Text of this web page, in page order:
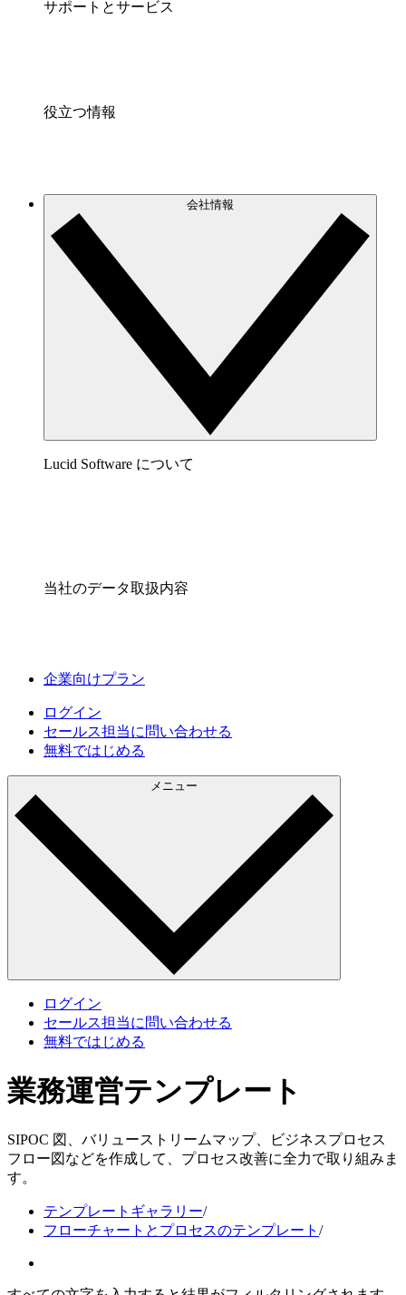
サポートとサービス
役立つ情報
会社情報
Lucid Software について
当社のデータ取扱内容
企業向けプラン
ログイン
セールス担当に問い合わせる
無料ではじめる
メニュー
ログイン
セールス担当に問い合わせる
無料ではじめる
業務運営テンプレート
SIPOC 図、バリューストリームマップ、ビジネスプロセス
フロー図などを作成して、プロセス改善に全力で取り組みま
す。
テンプレートギャラリー/
フローチャートとプロセスのテンプレート /